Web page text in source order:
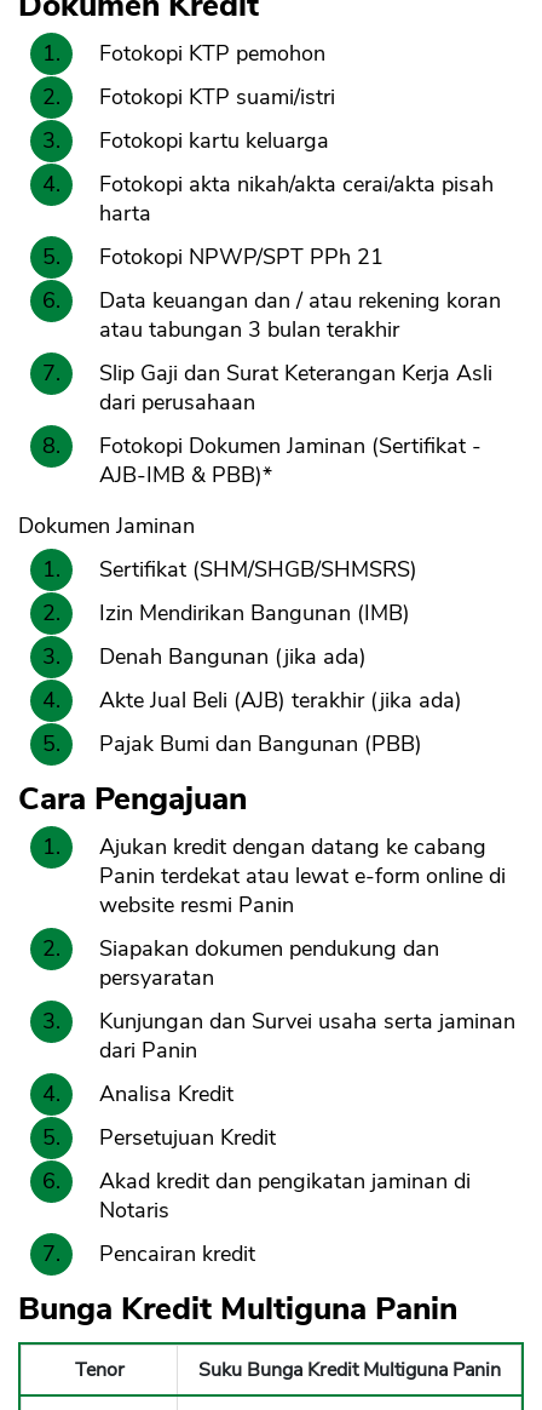
Fotokopi KTP pemohon
Fotokopi KTP suami/istri
Fotokopi kartu keluarga
Fotokopi akta nikah/akta cerai/akta pisah
harta
Fotokopi NPWP/SPT PPh 21
Data keuangan dan / atau rekening koran
atau tabungan 3 bulan terakhir
Slip Gaji dan Surat Keterangan Kerja Asli
dari perusahaan
Fotokopi Dokumen Jaminan (Sertifikat -
AJB-IMB & PBB)*
Dokumen Jaminan
Sertifikat (SHM/SHGB/SHMSRS)
Izin Mendirikan Bangunan (IMB)
Denah Bangunan (jika ada)
Akte Jual Beli (AJB) terakhir (jika ada)
Pajak Bumi dan Bangunan (PBB)
Cara Pengajuan
Ajukan kredit dengan datang ke cabang
Panin terdekat atau lewat e-form online di
website resmi Panin
Siapakan dokumen pendukung dan
persyaratan
Kunjungan dan Survei usaha serta jaminan
dari Panin
Analisa Kredit
Persetujuan Kredit
Akad kredit dan pengikatan jaminan di
Notaris
Pencairan kredit
Bunga Kredit Multiguna Panin
Tenor
Suku Bunga Kredit Multiguna Panin